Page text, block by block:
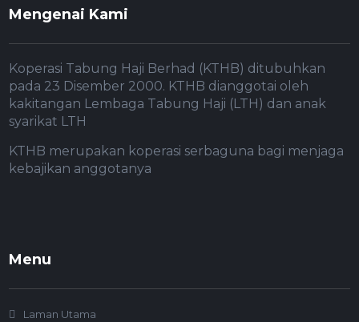
Mengenai Kami
Koperasi Tabung Haji Berhad (KTHB) ditubuhkan
pada 23 Disember 2000. KTHB dianggotai oleh
kakitangan Lembaga Tabung Haji (LTH) dan anak
syarikat LTH
KTHB merupakan koperasi serbaguna bagi menjaga
kebajikan anggotanya
Menu
Laman Utama